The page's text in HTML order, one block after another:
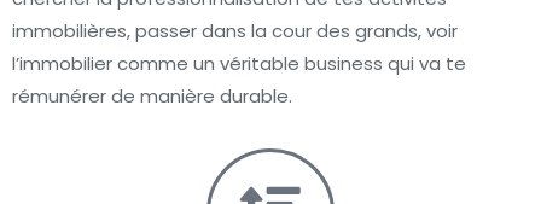
immobilières, passer dans la cour des grands, voir
l’immobilier comme un véritable business qui va te
rémunérer de manière durable.